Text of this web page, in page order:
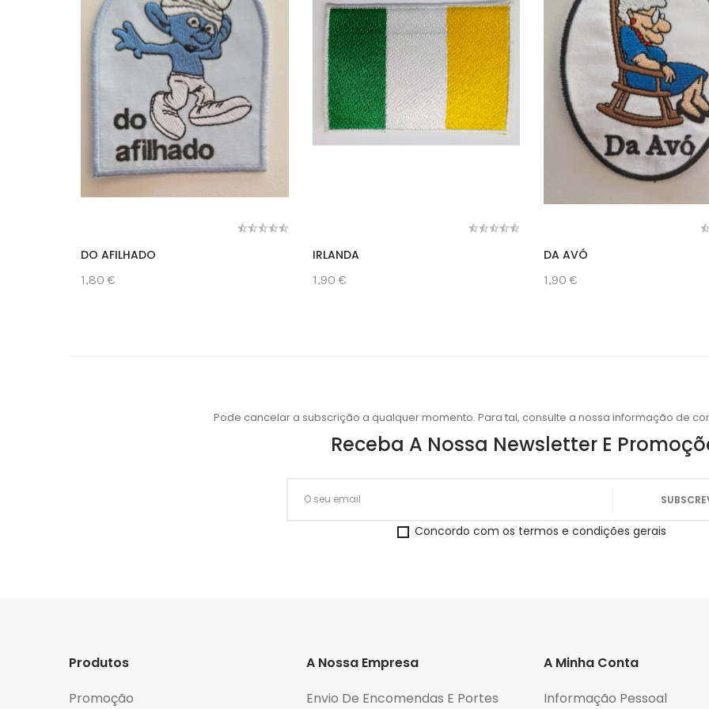
DO AFILHADO
1,80 €
IRLANDA
1,90 €
DA AVÓ
1,90 €
Pode cancelar a subscrição a qualquer momento. Para tal, consulte a nossa informação de
Receba A Nossa Newsletter E
Concordo com os termos e condições gerais
Produtos
Promoção
A Nossa Empresa
Envio De Encomendas E Portes
A Minha Conta
Informação Pessoal